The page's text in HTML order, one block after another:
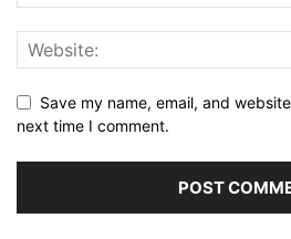
Save my name, email, and
next time I comment.